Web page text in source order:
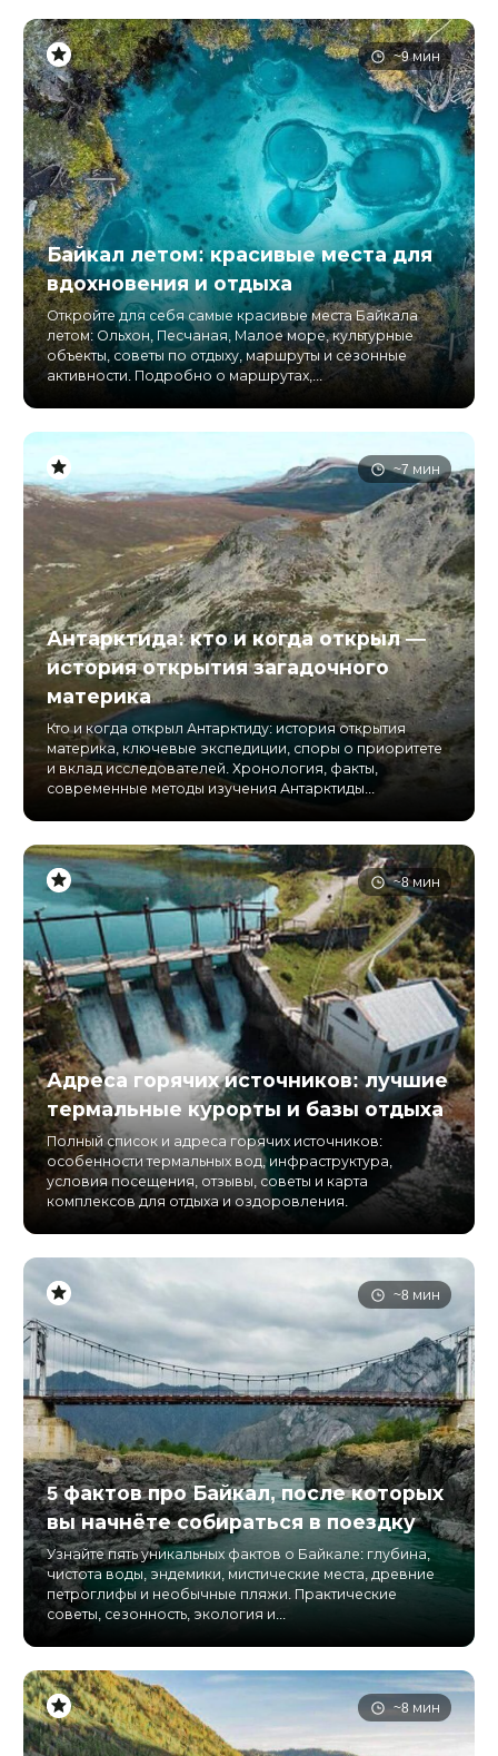
~9 мин
Байкал летом: красивые места для
вдохновения и отдыха
Откройте для себя самые красивые места Байкала
летом: Ольхон, Песчаная, Малое море, культурные
объекты, советы по отдыху, маршруты и сезонные
активности. Подробно о маршрутах,...
~7 мин
Антарктида: кто и когда открыл —
история открытия загадочного
материка
Кто и когда открыл Антарктиду: история открытия
материка, ключевые экспедиции, споры о приоритете
и вклад исследователей. Хронология, факты,
современные методы изучения Антарктиды...
~8 мин
Адреса горячих источников: лучшие
термальные курорты и базы отдыха
Полный список и адреса горячих источников:
особенности термальных вод, инфраструктура,
условия посещения, отзывы, советы и карта
комплексов для отдыха и оздоровления.
~8 мин
5 фактов про Байкал, после которых
вы начнёте собираться в поездку
Узнайте пять уникальных фактов о Байкале: глубина,
чистота воды, эндемики, мистические места, древние
петроглифы и необычные пляжи. Практические
советы, сезонность, экология и...
~8 мин